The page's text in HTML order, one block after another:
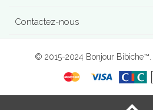
Contactez-nous
© 2015-2024 Bonjour Bibiche™.